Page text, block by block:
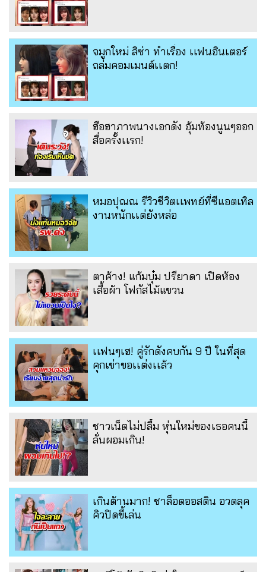
จมูกใหม่ ลิซ่า ทำเรื่อง เเฟนอินเตอร์
ถล่มคอมเมนต์เเตก!
ฮือฮาภาพนางเอกดัง อุ้มท้องนูนๆออก
สื่อครั้งเเรก!
หมอปุณณ รีวิวชีวิตเเพทย์ที่ซีแอตเทิล
งานหนักเเต่ยังหล่อ
ตาค้าง! แก้มบุ๋ม ปรียาดา เปิดห้อง
เสื้อผ้า โฟกัสไม้แขวน
เเฟนๆเฮ! คู่รักดังคบกัน 9 ปี ในที่สุด
คุกเข่าขอเเต่งเเล้ว
ชาวเน็ตไม่ปลื้ม หุ่นใหม่ของเธอคนนี้
ลั่นผอมเกิน!
เกินต้านมาก! ชาล็อตออสติน อวดลุค
คิวปิดขี้เล่น